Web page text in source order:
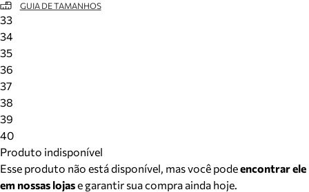
Acompanhe seus pedidos e solicite devoluções.
GUIA DE TAMANHOS
33
34
35
36
37
38
39
40
Produto indisponível
Esse produto não está disponível, mas você podeencontrar ele
em nossas lojase garantir sua compra ainda hoje.